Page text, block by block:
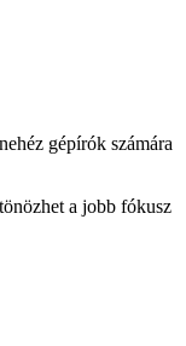
gépírók számára
a jobb fókusz